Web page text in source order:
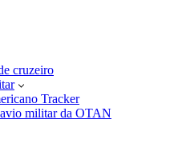
cruzeiro
Tracker
militar da OTAN